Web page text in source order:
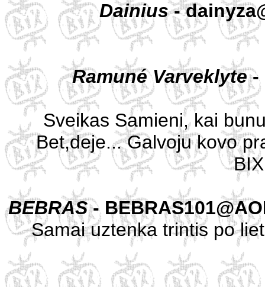
Dainius-
Ramuné Varveklyte-
Sveikas Samieni, kai
Bet,deje... Galvoju kovo
BEBRAS-
Samai uztenka trintis po